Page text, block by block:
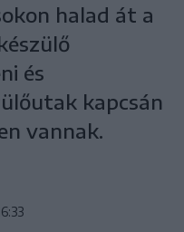
halad át a
és
kapcsán
vannak.